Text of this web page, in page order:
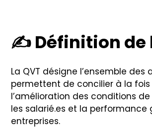
✍ Définition de
La QVT désigne l’ensemble des
permettent de concilier à la fois
l’amélioration des conditions
les salarié.es et la performance
entreprises.